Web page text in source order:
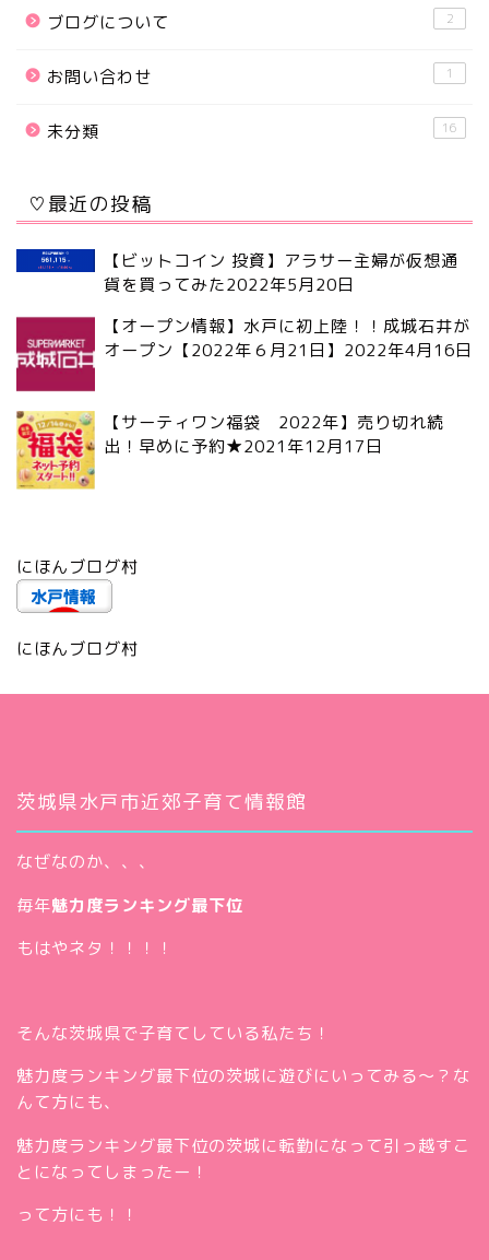
ブログについて 2
お問い合わせ 1
未分類 16
♡最近の投稿
【ビットコイン 投資】アラサー主婦が仮想通
貨を買ってみた2022年5月20日
【オープン情報】水戸に初上陸！！成城石井が
オープン【2022年６月21日】 2022年4月16日
【サーティワン福袋 2022年】売り切れ続
出！早めに予約★2021年12月17日
にほんブログ村
にほんブログ村
茨城県水戸市近郊子育て情報館
なぜなのか、、、
毎年魅力度ランキング最下位
もはやネタ！！！！
そんな茨城県で子育てしている私たち！
魅力度ランキング最下位の茨城に遊びにいってみる～？な
んて方にも、
魅力度ランキング最下位の茨城に転勤になって引っ越すこ
とになってしまったー！
って方にも！！